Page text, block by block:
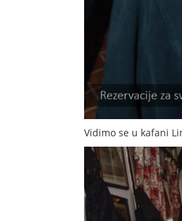
Vidimo se u kafani